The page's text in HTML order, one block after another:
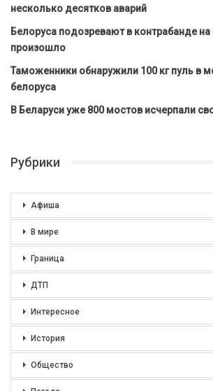
несколько десятков аварий
Белоруса подозревают в контрабанде на
произошло
Таможенники обнаружили 100 кг пуль в
белоруса
В Беларуси уже 800 мостов исчерпали
Рубрики
Афиша
В мире
Граница
ДТП
Интересное
История
Общество